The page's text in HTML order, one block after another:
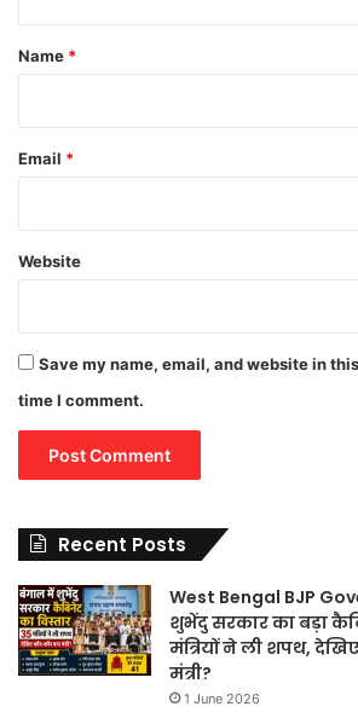
*
Name *
Email *
Website
Save my name, email, and website in
time I comment.
Recent Posts
West Bengal BJP
शुभेंदु सरकार का बड़ा
मंत्रियों ने ली शपथ,
मंत्री?
1 June 2026